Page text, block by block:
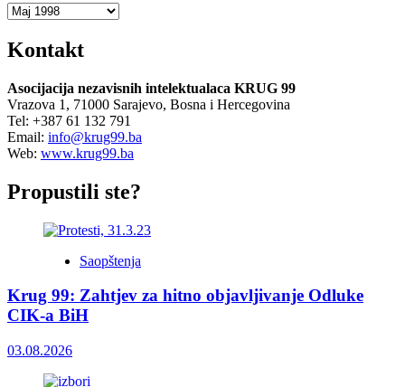
Arhiva
Kontakt
Asocijacija nezavisnih intelektualaca KRUG 99
Vrazova 1, 71000 Sarajevo, Bosna i Hercegovina
Tel: +387 61 132 791
Email: info@krug99.ba
Web: www.krug99.ba
Propustili ste?
Saopštenja
Krug 99: Zahtjev za hitno objavljivanje Odluke
CIK-a BiH
03.08.2026